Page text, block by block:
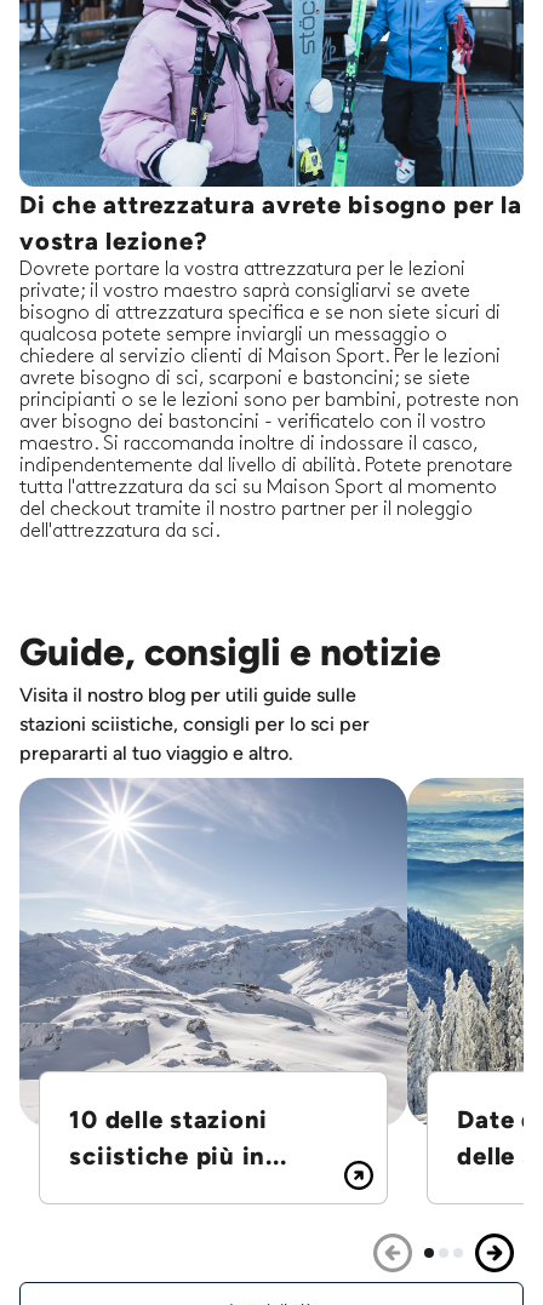
Di che attrezzatura avrete bisogno per la
vostra lezione?
Dovrete portare la vostra attrezzatura per le lezioni
private; il vostro maestro saprà consigliarvi se avete
bisogno di attrezzatura specifica e se non siete sicuri di
qualcosa potete sempre inviargli un messaggio o
chiedere al servizio clienti di Maison Sport. Per le lezioni
avrete bisogno di sci, scarponi e bastoncini; se siete
principianti o se le lezioni sono per bambini, potreste non
aver bisogno dei bastoncini - verificatelo con il vostro
maestro. Si raccomanda inoltre di indossare il casco,
indipendentemente dal livello di abilità. Potete prenotare
tutta l'attrezzatura da sci su Maison Sport al momento
del checkout tramite il nostro partner per il noleggio
dell'attrezzatura da sci.
Guide, consigli e notizie
Visita il nostro blog per utili guide sulle
stazioni sciistiche, consigli per lo sci per
prepararti al tuo viaggio e altro.
10 delle stazioni
sciistiche più in...
Date
delle